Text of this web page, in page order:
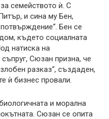
семейството ѝ. С
и сина му Бен,
Бен се
където социалната
натиска на
Сюзан призна, че
разказ“, създаден,
ѝ бизнес провали.
и морална
Сюзан се опита